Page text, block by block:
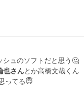
ュのソフトだと思う🤔
也さんとか高橋文哉くん
ってる😇